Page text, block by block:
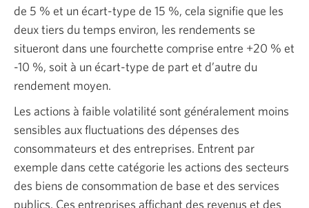
de 5 % et un écart-type de 15 %, cela signifie que les
deux tiers du temps environ, les rendements se
situeront dans une fourchette comprise entre +20 % et
-10 %, soit à un écart-type de part et d’autre du
rendement moyen.
Les actions à faible volatilité sont généralement moins
sensibles aux fluctuations des dépenses des
consommateurs et des entreprises. Entrent par
exemple dans cette catégorie les actions des secteurs
des biens de consommation de base et des services
publics. Ces entreprises affichant des revenus et des